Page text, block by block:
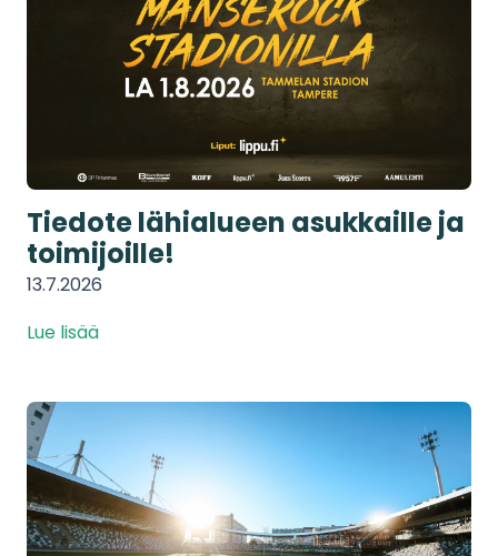
Tiedote lähialueen asukkaille ja
toimijoille!
13.7.2026
Lue lisää